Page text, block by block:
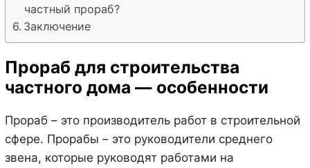
частный прораб?
Заключение
Прораб для строительства
частного дома — особенности
Прораб – это производитель работ в строительной
сфере. Прорабы – это руководители среднего
звена, которые руководят работами на